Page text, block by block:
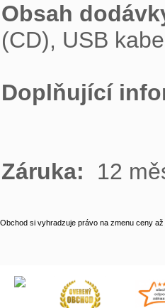
Obsah
(CD), USB
Doplňující
Záruka: 12
Obchod si vyhradzuje právo na zmenu ceny